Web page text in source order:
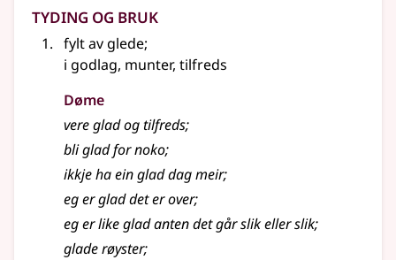
Tyding og bruk
fylt av glede;
i godlag, munter, tilfreds
Døme
vere glad og tilfreds;
bli glad for noko;
ikkje ha ein glad dag meir;
eg er glad det er over;
eg er like glad anten det går slik eller slik;
glade røyster;